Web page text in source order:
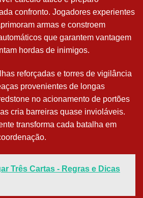
confronto. Jogadores experientes
armas e constroem
que garantem vantagem
hordas de inimigos.
reforçadas e torres de vigilância
provenientes de longas
no acionamento de portões
cria barreiras quase invioláveis.
transforma cada batalha em
Três Cartas - Regras e Dicas